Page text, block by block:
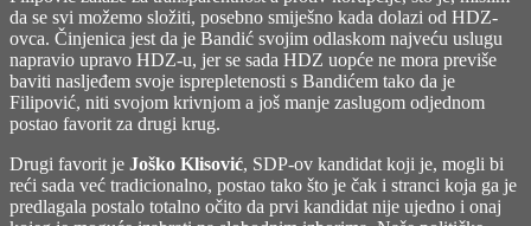
da se svi možemo složiti, posebno smiješno kada dolazi od HDZ-
ovca. Činjenica jest da je Bandić svojim odlaskom najveću uslugu
napravio upravo HDZ-u, jer se sada HDZ uopće ne mora previše
baviti nasljeđem svoje isprepletenosti s Bandićem tako da je
Filipović, niti svojom krivnjom a još manje zaslugom odjednom
postao favorit za drugi krug.
Drugi favorit je Joško Klisović, SDP-ov kandidat koji je, mogli bi
reći sada već tradicionalno, postao tako što je čak i stranci koja ga je
predlagala postalo totalno očito da prvi kandidat nije ujedno i onaj